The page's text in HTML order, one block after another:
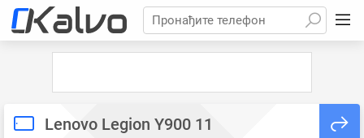
Пронађите телефон
Lenovo Legion Y900 11